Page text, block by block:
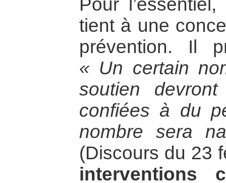
Pour
tient à une
prévention. Il
« Un certain
soutien
confiées à du
nombre sera
(Discours du 23
interventions